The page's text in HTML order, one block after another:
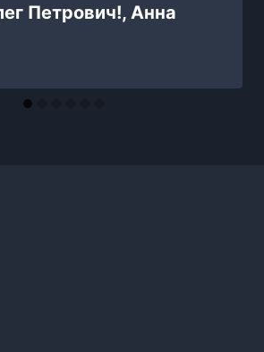
Петрович!, Анна